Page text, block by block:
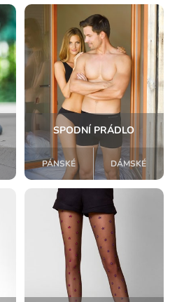
SPODNÍ PRÁDLO
PÁNSKÉ DÁMSKÉ